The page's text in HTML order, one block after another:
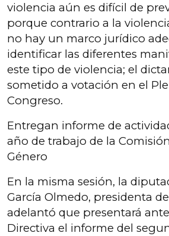
violencia aún es difícil de
porque contrario a la
no hay un marco jurídico
identificar las diferentes
este tipo de violencia; el
sometido a votación en el
Congreso.
Entregan informe de
año de trabajo de la
Género
En la misma sesión, la
García Olmedo, presidenta
adelantó que presentará
Directiva el informe del